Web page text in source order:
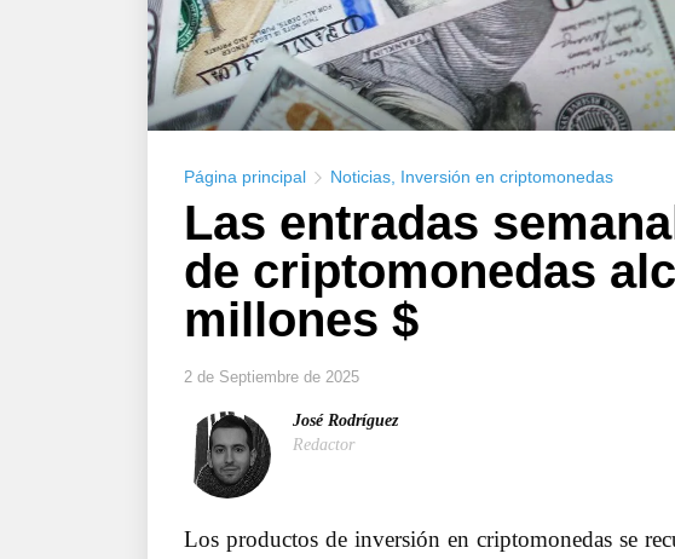
Página principal Noticias Inversión en criptomonedas
Las entradas
de criptomonedas
millones $
2 de Septiembre de 2025
José Rodríguez
Redactor
Los productos de inversión en criptomonedas se